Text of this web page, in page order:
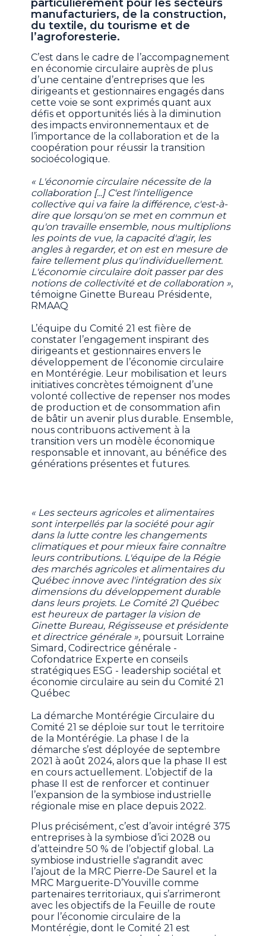
particulièrement pour les secteurs
manufacturiers, de la construction,
du textile, du tourisme et de
l’agroforesterie.
C’est dans le cadre de l’accompagnement
en économie circulaire auprès de plus
d’une centaine d’entreprises que les
dirigeants et gestionnaires engagés dans
cette voie se sont exprimés quant aux
défis et opportunités liés à la diminution
des impacts environnementaux et de
l’importance de la collaboration et de la
coopération pour réussir la transition
socioécologique.
« L'économie circulaire nécessite de la
collaboration [...] C'est l'intelligence
collective qui va faire la différence, c'est-à-
dire que lorsqu'on se met en commun et
qu'on travaille ensemble, nous multiplions
les points de vue, la capacité d'agir, les
angles à regarder, et on est en mesure de
faire tellement plus qu'individuellement.
L'économie circulaire doit passer par des
notions de collectivité et de collaboration »,
témoigne Ginette Bureau Présidente,
RMAAQ
L’équipe du Comité 21 est fière de
constater l’engagement inspirant des
dirigeants et gestionnaires envers le
développement de l’économie circulaire
en Montérégie. Leur mobilisation et leurs
initiatives concrètes témoignent d’une
volonté collective de repenser nos modes
de production et de consommation afin
de bâtir un avenir plus durable. Ensemble,
nous contribuons activement à la
transition vers un modèle économique
responsable et innovant, au bénéfice des
générations présentes et futures.
« Les secteurs agricoles et alimentaires
sont interpellés par la société pour agir
dans la lutte contre les changements
climatiques et pour mieux faire connaître
leurs contributions. L'équipe de la Régie
des marchés agricoles et alimentaires du
Québec innove avec l'intégration des six
dimensions du développement durable
dans leurs projets. Le Comité 21 Québec
est heureux de partager la vision de
Ginette Bureau, Régisseuse et présidente
et directrice générale », poursuit Lorraine
Simard, Codirectrice générale -
Cofondatrice Experte en conseils
stratégiques ESG - leadership sociétal et
économie circulaire au sein du Comité 21
Québec
La démarche Montérégie Circulaire du
Comité 21 se déploie sur tout le territoire
de la Montérégie. La phase I de la
démarche s’est déployée de septembre
2021 à août 2024, alors que la phase II est
en cours actuellement. L’objectif de la
phase II est de renforcer et continuer
l’expansion de la symbiose industrielle
régionale mise en place depuis 2022.
Plus précisément, c’est d’avoir intégré 375
entreprises à la symbiose d’ici 2028 ou
d’atteindre 50 % de l’objectif global. La
symbiose industrielle s'agrandit avec
l’ajout de la MRC Pierre-De Saurel et la
MRC Marguerite-D’Youville comme
partenaires territoriaux, qui s’arrimeront
avec les objectifs de la Feuille de route
pour l’économie circulaire de la
Montérégie, dont le Comité 21 est